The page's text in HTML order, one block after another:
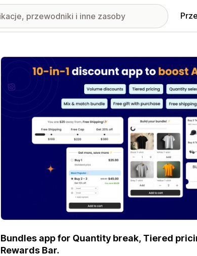
Wyróżnione obrazy w galerii
Bundles app for Quantity break, Tiered
Rewards Bar.